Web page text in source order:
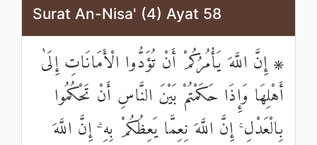
Surat An-Nisa' (4) Ayat 58
۞ إِنَّ اللَّهَ يَأْمُرُكُمْ أَنْ تُؤَدُّوا الْأَمَانَاتِ إِلَىٰ
أَهْلِهَا وَإِذَا حَكَمْتُمْ بَيْنَ النَّاسِ أَنْ تَحْكُمُوا
بِالْعَدْلِ ۚ إِنَّ اللَّهَ نِعِمَّا يَعِظُكُمْ بِهِ ۗ إِنَّ اللَّهَ